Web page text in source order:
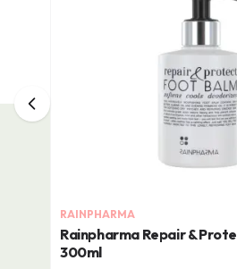
RAINPHARMA
Rainpharma Repair &
300ml